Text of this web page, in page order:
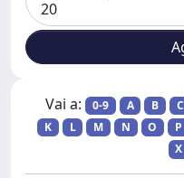
Vai a: 0-9 A B C
K
L M N O P
X